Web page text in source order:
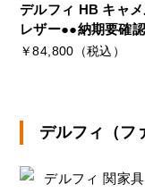
デルフィ HB キャ
レザー●●納期要確
￥84,800（税込）
デルフィ（フ